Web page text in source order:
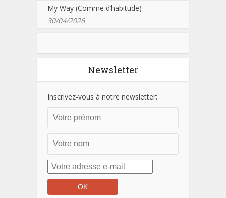
My Way (Comme d’habitude)
30/04/2026
Newsletter
Inscrivez-vous à notre newsletter: